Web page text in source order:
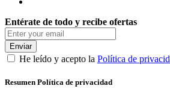
Entérate de todo y recibe ofertas
Enviar
He leído y acepto la Política de
Resumen Política de privacidad